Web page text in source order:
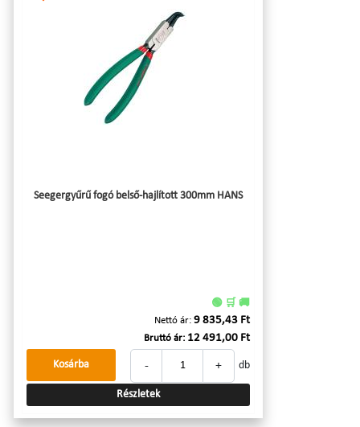
Seegergyűrű fogó belső-hajlított 300mm HANS
🟢 🛒 🚚
Nettó ár: 9 835,43 Ft
Bruttó ár: 12 491,00 Ft
- + db
Kosárba
Részletek